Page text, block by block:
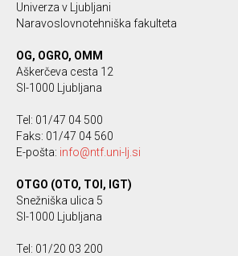
Univerza v Ljubljani
Naravoslovnotehniška fakulteta
OG, OGRO, OMM
Aškerčeva cesta 12
SI-1000 Ljubljana
Tel: 01/47 04 500
Faks: 01/47 04 560
E-pošta: info@ntf.uni-lj.si
OTGO (OTO, TOI, IGT)
Snežniška ulica 5
SI-1000 Ljubljana
Tel: 01/20 03 200